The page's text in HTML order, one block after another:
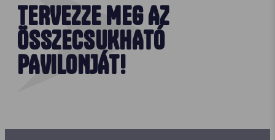
TERVEZZE MEG AZ
ÖSSZECSUKHATÓ
PAVILONJÁT!